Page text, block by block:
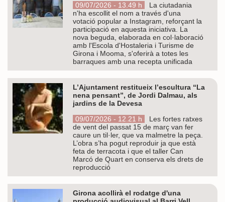
09/07/2026 - 13.49 h
La ciutadania
n'ha escollit el nom a través d'una
votació popular a Instagram, reforçant la
participació en aquesta iniciativa. La
nova beguda, elaborada en col·laboració
amb l'Escola d'Hostaleria i Turisme de
Girona i Mooma, s'oferirà a totes les
barraques amb una recepta unificada
L’Ajuntament restitueix l’escultura “La
nena pensant”, de Jordi Dalmau, als
jardins de la Devesa
09/07/2026 - 12.21 h
Les fortes ratxes
de vent del passat 15 de març van fer
caure un til·ler, que va malmetre la peça.
L’obra s’ha pogut reproduir ja que està
feta de terracota i que el taller Can
Marcó de Quart en conserva els drets de
reproducció
Girona acollirà el rodatge d'una